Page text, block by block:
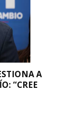
A
“CREE